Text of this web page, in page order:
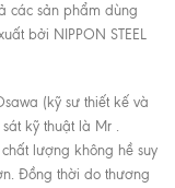
các sản phẩm dùng
bởi NIPPON STEEL
(kỹ sư thiết kế và
kỹ thuật là Mr .
lượng không hề suy
Đồng thời do thương